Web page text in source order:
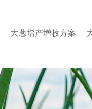
大葱增产增收方案